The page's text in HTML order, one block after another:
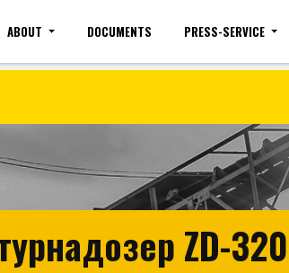
Mobile version Vacancies(common)
ABOUT DOCUMENTS PRESS-SERVICE
ZD-